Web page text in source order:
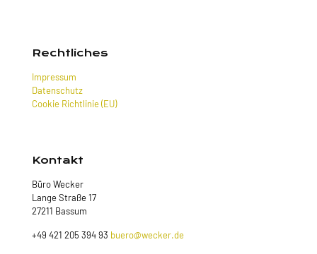
Rechtliches
Impressum
Datenschutz
Cookie Richtlinie (EU)
Kontakt
Büro Wecker
Lange Straße 17
27211 Bassum
+49 421 205 394 93 buero@wecker.de